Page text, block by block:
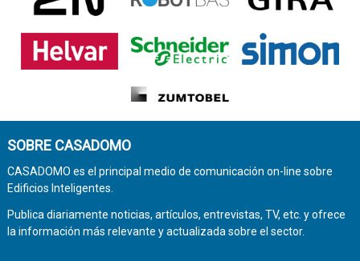
SOBRE CASADOMO
CASADOMO es el principal medio de comunicación on-line sobre
Edificios Inteligentes.
Publica diariamente noticias, artículos, entrevistas, TV, etc. y ofrece
la información más relevante y actualizada sobre el sector.